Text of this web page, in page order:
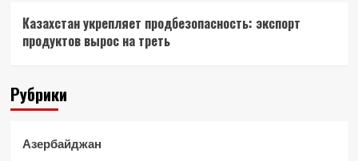
Казахстан укрепляет продбезопасность: экспорт
продуктов вырос на треть
Рубрики
Азербайджан